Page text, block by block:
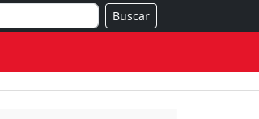
Buscar